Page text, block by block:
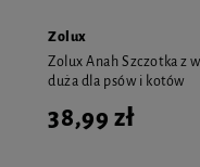
Zolux
Zolux Anah Szczotka z
duża dla psów i kotów
38,99 zł